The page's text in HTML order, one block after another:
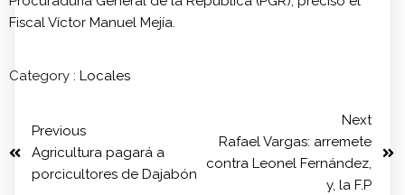
Fiscal Víctor Manuel Mejía.
Category : Locales
Previous
Agricultura pagará a
porcicultores de Dajabón
Next
Rafael Vargas: arremete
contra Leonel Fernández,
y, la F.P